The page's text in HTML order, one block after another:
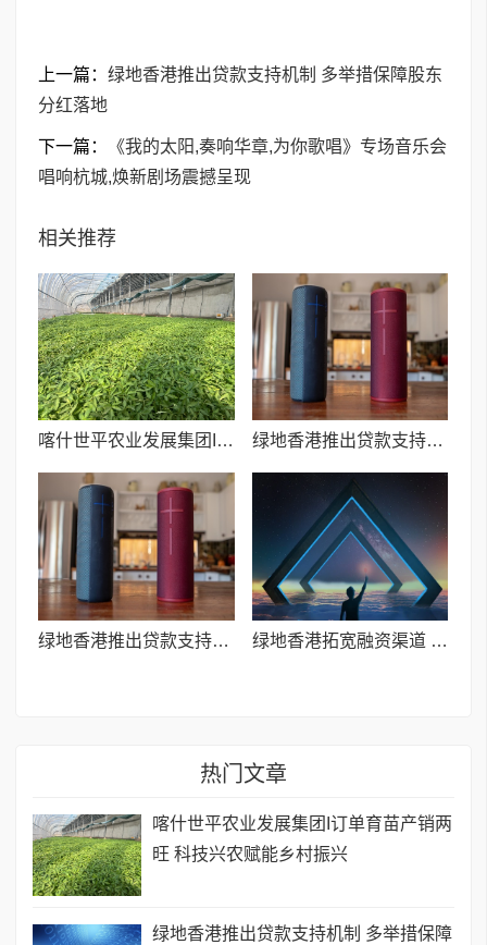
上一篇： 绿地香港推出贷款支持机制 多举措保障股东
分红落地
下一篇：
《我的太阳,奏响华章,为你歌唱》专场音乐会
唱响杭城,焕新剧场震撼呈现
相关推荐
喀什世平农业发展集团I订单育苗产销两旺 科技兴农赋能乡村振兴 绿地香港推出贷款支持机制 多举措保障股东分红落地
绿地香港推出贷款支持机制 多举措保障股东分红落地 绿地香港拓宽融资渠道 助力股东回报稳步提升
热门文章
喀什世平农业发展集团I订单育苗产销两
旺 科技兴农赋能乡村振兴
绿地香港推出贷款支持机制 多举措保障